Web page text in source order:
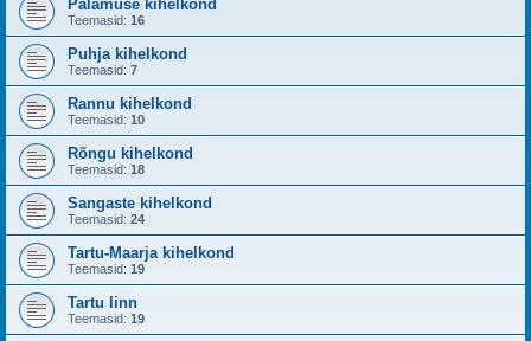
Palamuse kihelkond
Teemasid: 16
Puhja kihelkond
Teemasid: 7
Rannu kihelkond
Teemasid: 10
Rõngu kihelkond
Teemasid: 18
Sangaste kihelkond
Teemasid: 24
Tartu-Maarja kihelkond
Teemasid: 19
Tartu linn
Teemasid: 19